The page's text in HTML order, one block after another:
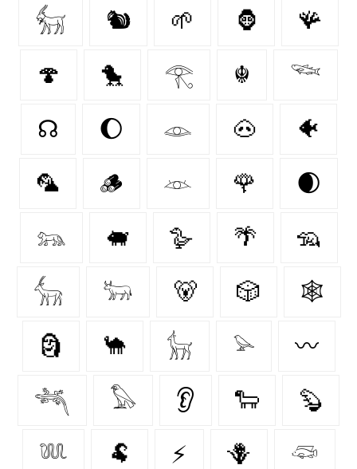
𓃶 🐿 🌱 🦍 🪸
🍄‍ 🐤 𓂀 ☬ 𓆝
☊ 🌔 𓁼 🐽 🐠
🦜 🪵 𓁺 🌹 🌒
𓃬 🐖 🪿 🌴 🦡
𓃲 𓃽 🐻 🎲 🕸️
🗿 🐪 𓃴 𓅫 〰️
𓆈 𓅃 👂 🐑 🦫
𓆚 🐏 ⚡ 🪻 𓆛